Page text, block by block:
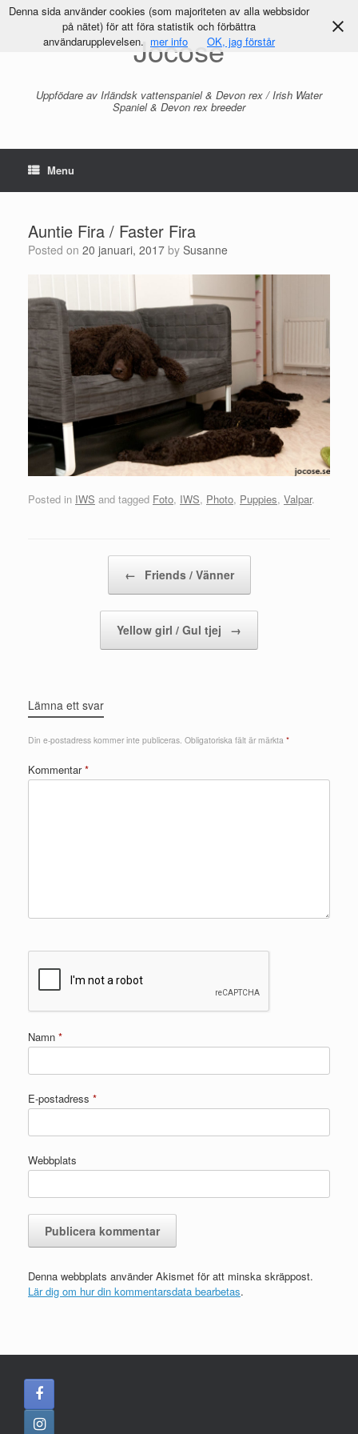
Jocose
Uppfödare av Irländsk vattenspaniel & Devon rex / Irish Water
Spaniel & Devon rex breeder
Menu
Auntie Fira / Faster Fira
Posted on 20 januari, 2017 by Susanne
Posted in IWS and tagged Foto, IWS, Photo, Puppies, Valpar.
← Friends / Vänner
Yellow girl / Gul tjej →
Lämna ett svar
Din e-postadress kommer inte publiceras. Obligatoriska fält är märkta *
Kommentar*
Namn *
E-postadress *
Webbplats
Denna webbplats använder Akismet för att minska skräppost.
Lär dig om hur din kommentarsdata bearbetas.
Denna sida använder cookies (som majoriteten av alla webbsidor
på nätet) för att föra statistik och förbättra
användarupplevelsen. mer info OK, jag förstår